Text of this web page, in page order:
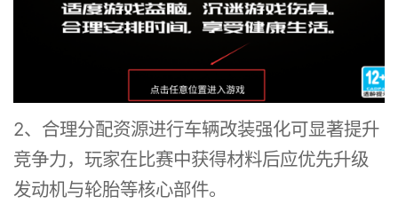
2、合理分配资源进行车辆改装强化可显著提升
竞争力，玩家在比赛中获得材料后应优先升级
发动机与轮胎等核心部件。